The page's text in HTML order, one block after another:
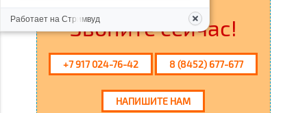
Звоните сейчас!
+7 917 024-76-42 8 (8452) 677-677
НАПИШИТЕ НАМ
Работает на Стримвуд